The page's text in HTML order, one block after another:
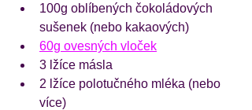
100g oblíbených čokoládových
sušenek (nebo kakaových)
60g ovesných vloček
3 lžíce másla
2 lžíce polotučného mléka (nebo
více)